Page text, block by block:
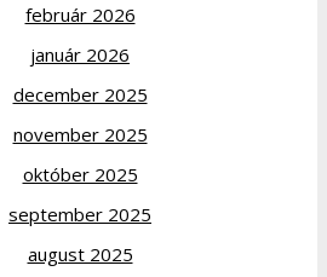
február 2026
január 2026
december 2025
november 2025
október 2025
september 2025
august 2025